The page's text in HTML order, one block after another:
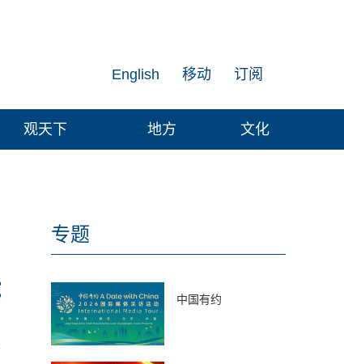
订阅
移动
English
观天下 地方 文化
专题
中国有约